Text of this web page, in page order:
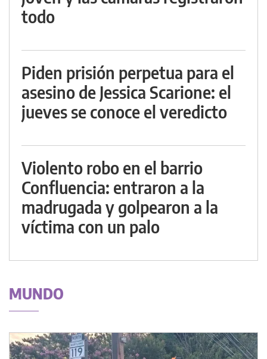
todo
Piden prisión perpetua para el
asesino de Jessica Scarione: el
jueves se conoce el veredicto
Violento robo en el barrio
Confluencia: entraron a la
madrugada y golpearon a la
víctima con un palo
MUNDO